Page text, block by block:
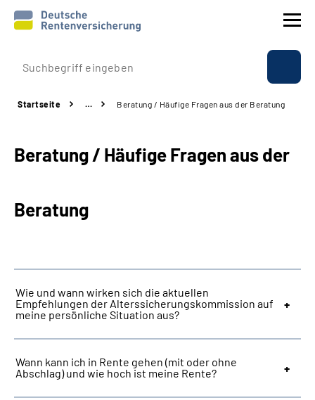
Prävention
Rente
Über uns & Presse
Online-Services
Startseite … Beratung / Häufige Fragen aus der Beratung
Beratung / Häufige Fragen aus der
Beratung
Wie und wann wirken sich die aktuellen
Empfehlungen der Alterssicherungskommission auf
meine persönliche Situation aus?
Wann kann ich in Rente gehen (mit oder ohne
Abschlag) und wie hoch ist meine Rente?